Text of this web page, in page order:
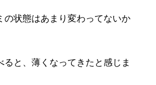
の状態はあまり変わってないか
ると、薄くなってきたと感じま